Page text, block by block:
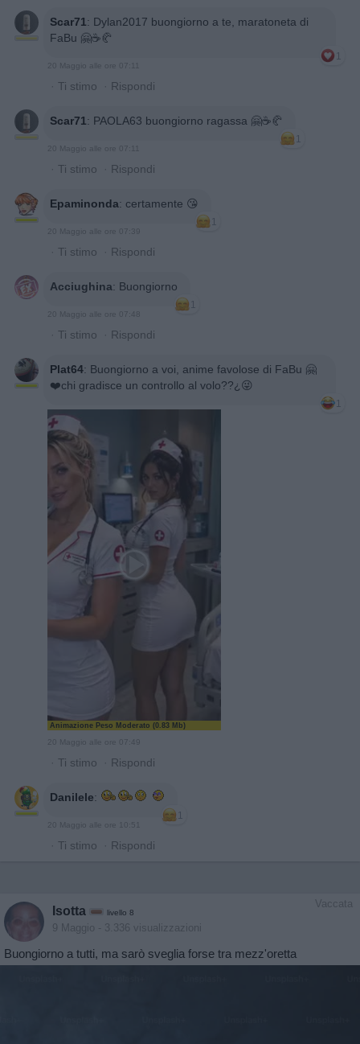
Scar71: Dylan2017 buongiorno a te, maratoneta di
FaBu 🤗☕️🥐
1
20 Maggio alle ore 07:11
· Ti stimo · Rispondi
Scar71: PAOLA63 buongiorno ragassa 🤗☕️🥐
1
20 Maggio alle ore 07:11
· Ti stimo · Rispondi
Epaminonda: certamente 😘
1
20 Maggio alle ore 07:39
· Ti stimo · Rispondi
Acciughina: Buongiorno
1
20 Maggio alle ore 07:48
· Ti stimo · Rispondi
Plat64: Buongiorno a voi, anime favolose di FaBu 🤗
❤️chi gradisce un controllo al volo??¿😜
1
Animazione Peso Moderato (0.83 Mb)
20 Maggio alle ore 07:49
· Ti stimo · Rispondi
Danilele:
1
20 Maggio alle ore 10:51
· Ti stimo · Rispondi
Vaccata
Isotta livello 8
9 Maggio - 3.336 visualizzazioni
Buongiorno a tutti, ma sarò sveglia forse tra mezz'oretta